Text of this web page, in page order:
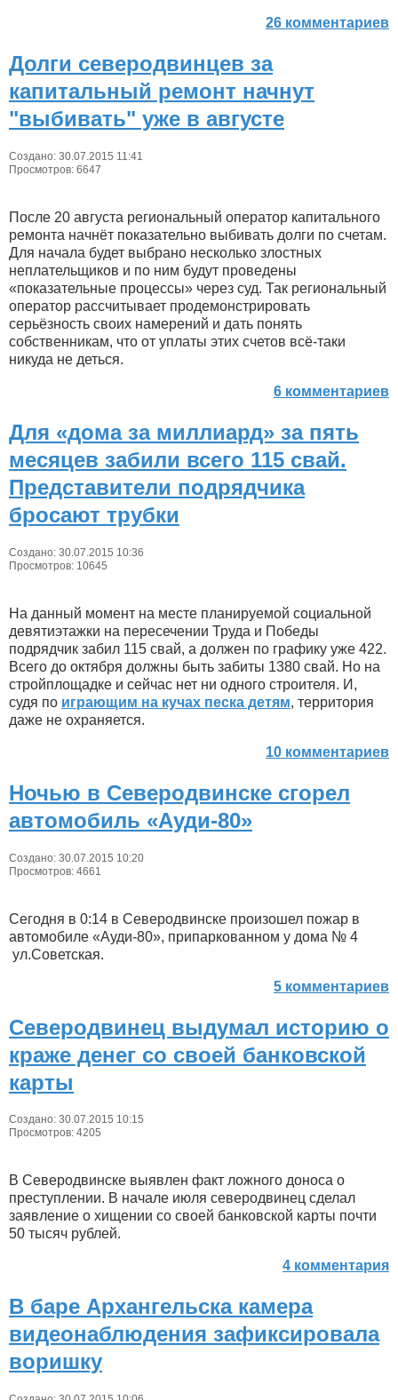
26 комментариев
Долги северодвинцев за
капитальный ремонт начнут
"выбивать" уже в августе
Создано: 30.07.2015 11:41
Просмотров: 6647
После 20 августа региональный оператор капитального
ремонта начнёт показательно выбивать долги по счетам.
Для начала будет выбрано несколько злостных
неплательщиков и по ним будут проведены
«показательные процессы» через суд. Так региональный
оператор рассчитывает продемонстрировать
серьёзность своих намерений и дать понять
собственникам, что от уплаты этих счетов всё-таки
никуда не деться.
6 комментариев
Для «дома за миллиард» за пять
месяцев забили всего 115 свай.
Представители подрядчика
бросают трубки
Создано: 30.07.2015 10:36
Просмотров: 10645
На данный момент на месте планируемой социальной
девятиэтажки на пересечении Труда и Победы
подрядчик забил 115 свай, а должен по графику уже 422.
Всего до октября должны быть забиты 1380 свай. Но на
стройплощадке и сейчас нет ни одного строителя. И,
судя по играющим на кучах песка детям, территория
даже не охраняется.
10 комментариев
Ночью в Северодвинске сгорел
автомобиль «Ауди-80»
Создано: 30.07.2015 10:20
Просмотров: 4661
Сегодня в 0:14 в Северодвинске произошел пожар в
автомобиле «Ауди-80», припаркованном у дома № 4
ул.Советская.
5 комментариев
Северодвинец выдумал историю о
краже денег со своей банковской
карты
Создано: 30.07.2015 10:15
Просмотров: 4205
В Северодвинске выявлен факт ложного доноса о
преступлении. В начале июля северодвинец сделал
заявление о хищении со своей банковской карты почти
50 тысяч рублей.
4 комментария
В баре Архангельска камера
видеонаблюдения зафиксировала
воришку